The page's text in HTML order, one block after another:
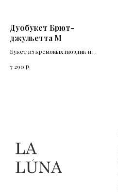
Дуобукет Брют-
джульетта М
Букет из кремовых гвоздик и
Джульетта.
7 290 р.